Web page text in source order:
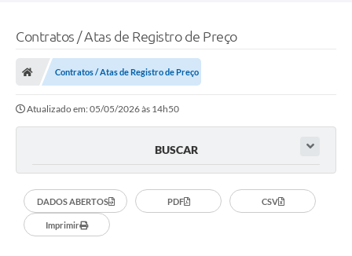
Transparência
Governo
Comunicação
Turismo
Publicações
Contratos / Atas de Registro de Preço
Contratos / Atas de Registro de Preço
Atualizado em: 05/05/2026 às 14h50
BUSCAR
DADOS ABERTOS PDF CSV
Imprimir